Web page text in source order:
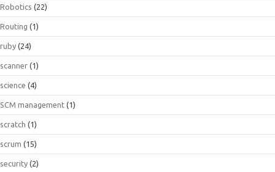
Robotics (22)
Routing (1)
ruby (24)
scanner (1)
science (4)
SCM management (1)
scratch (1)
scrum (15)
security (2)